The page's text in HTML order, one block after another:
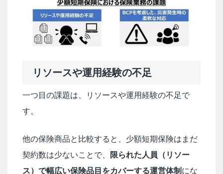
リソースや運用経験の不足
一つ目の課題は、リソースや運用経験の不足で
す。
他の保険商品と比較すると、少額短期保険はまだ
契約数は少ないことで、
限られた人員（リソー
ス）で幅広い保険品目をカバーする運営体制 にな